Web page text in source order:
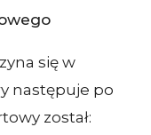
się w
następuje po
został: